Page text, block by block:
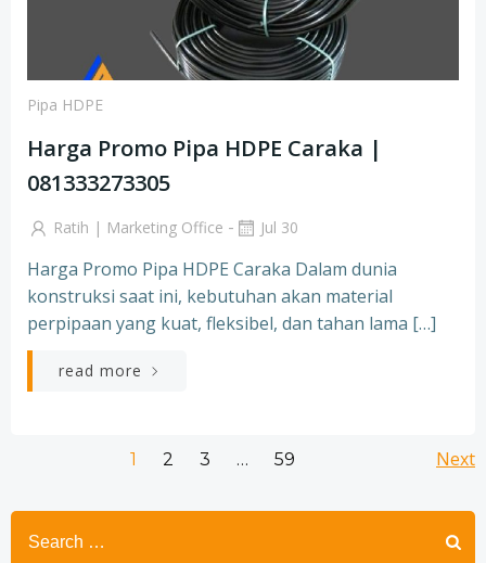
Pipa HDPE
Harga Promo Pipa HDPE Caraka |
081333273305
Ratih | Marketing Office - Jul 30
Harga Promo Pipa HDPE Caraka Dalam dunia
konstruksi saat ini, kebutuhan akan material
perpipaan yang kuat, fleksibel, dan tahan lama […]
read more
navigation
Page
1 Page
2 Page
3 … Page
59 Next
Search
for: